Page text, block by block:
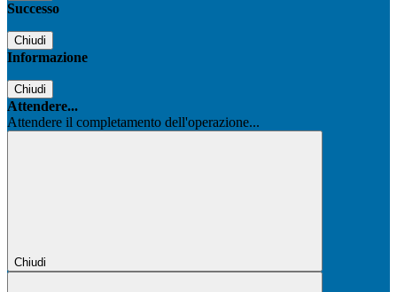
Successo
Chiudi
Informazione
Chiudi
Attendere...
Attendere il completamento dell'operazione...
Chiudi